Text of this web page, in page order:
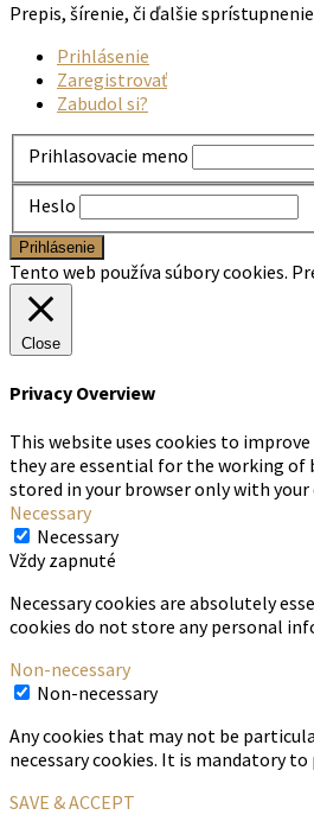
Prepis, šírenie, či ďalšie
Prihlásenie
Zaregistrovať
Zabudol si?
Prihlasovacie meno
Heslo
Tento web používa súbory cookies.
Close
Privacy Overview
This website uses cookies to
they are essential for the working of
stored in your browser only with
Necessary
Necessary
Vždy zapnuté
Necessary cookies are absolutely
cookies do not store any personal
Non-necessary
Non-necessary
Any cookies that may not be
necessary cookies. It is mandatory
SAVE & ACCEPT